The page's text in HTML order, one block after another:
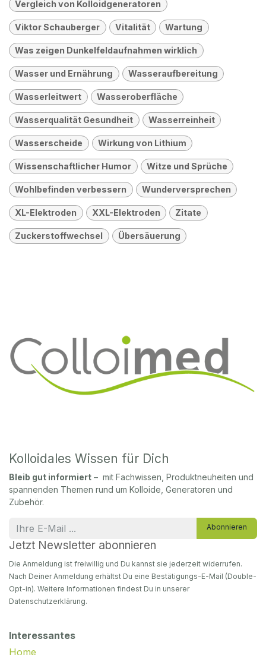
Vergleich von Kolloidgeneratoren
Viktor Schauberger Vitalität Wartung
Was zeigen Dunkelfeldaufnahmen wirklich
Wasser und Ernährung Wasseraufbereitung
Wasserleitwert Wasseroberfläche
Wasserqualität Gesundheit Wasserreinheit
Wasserscheide Wirkung von Lithium
Wissenschaftlicher Humor Witze und Sprüche
Wohlbefinden verbessern Wunderversprechen
XL-Elektroden XXL-Elektroden Zitate
Zuckerstoffwechsel Übersäuerung
Kolloidales Wissen für Dich
Bleib gut informiert – mit Fachwissen, Produktneuheiten und
spannenden Themen rund um Kolloide, Generatoren und
Zubehör.
Abonnieren
Jetzt Newsletter abonnieren
Die Anmeldung ist freiwillig und Du kannst sie jederzeit widerrufen.
Nach Deiner Anmeldung erhältst Du eine Bestätigungs-E-Mail (Double-
Opt-in). Weitere Informationen findest Du in unserer
Datenschutzerklärung.
Interessantes
Home